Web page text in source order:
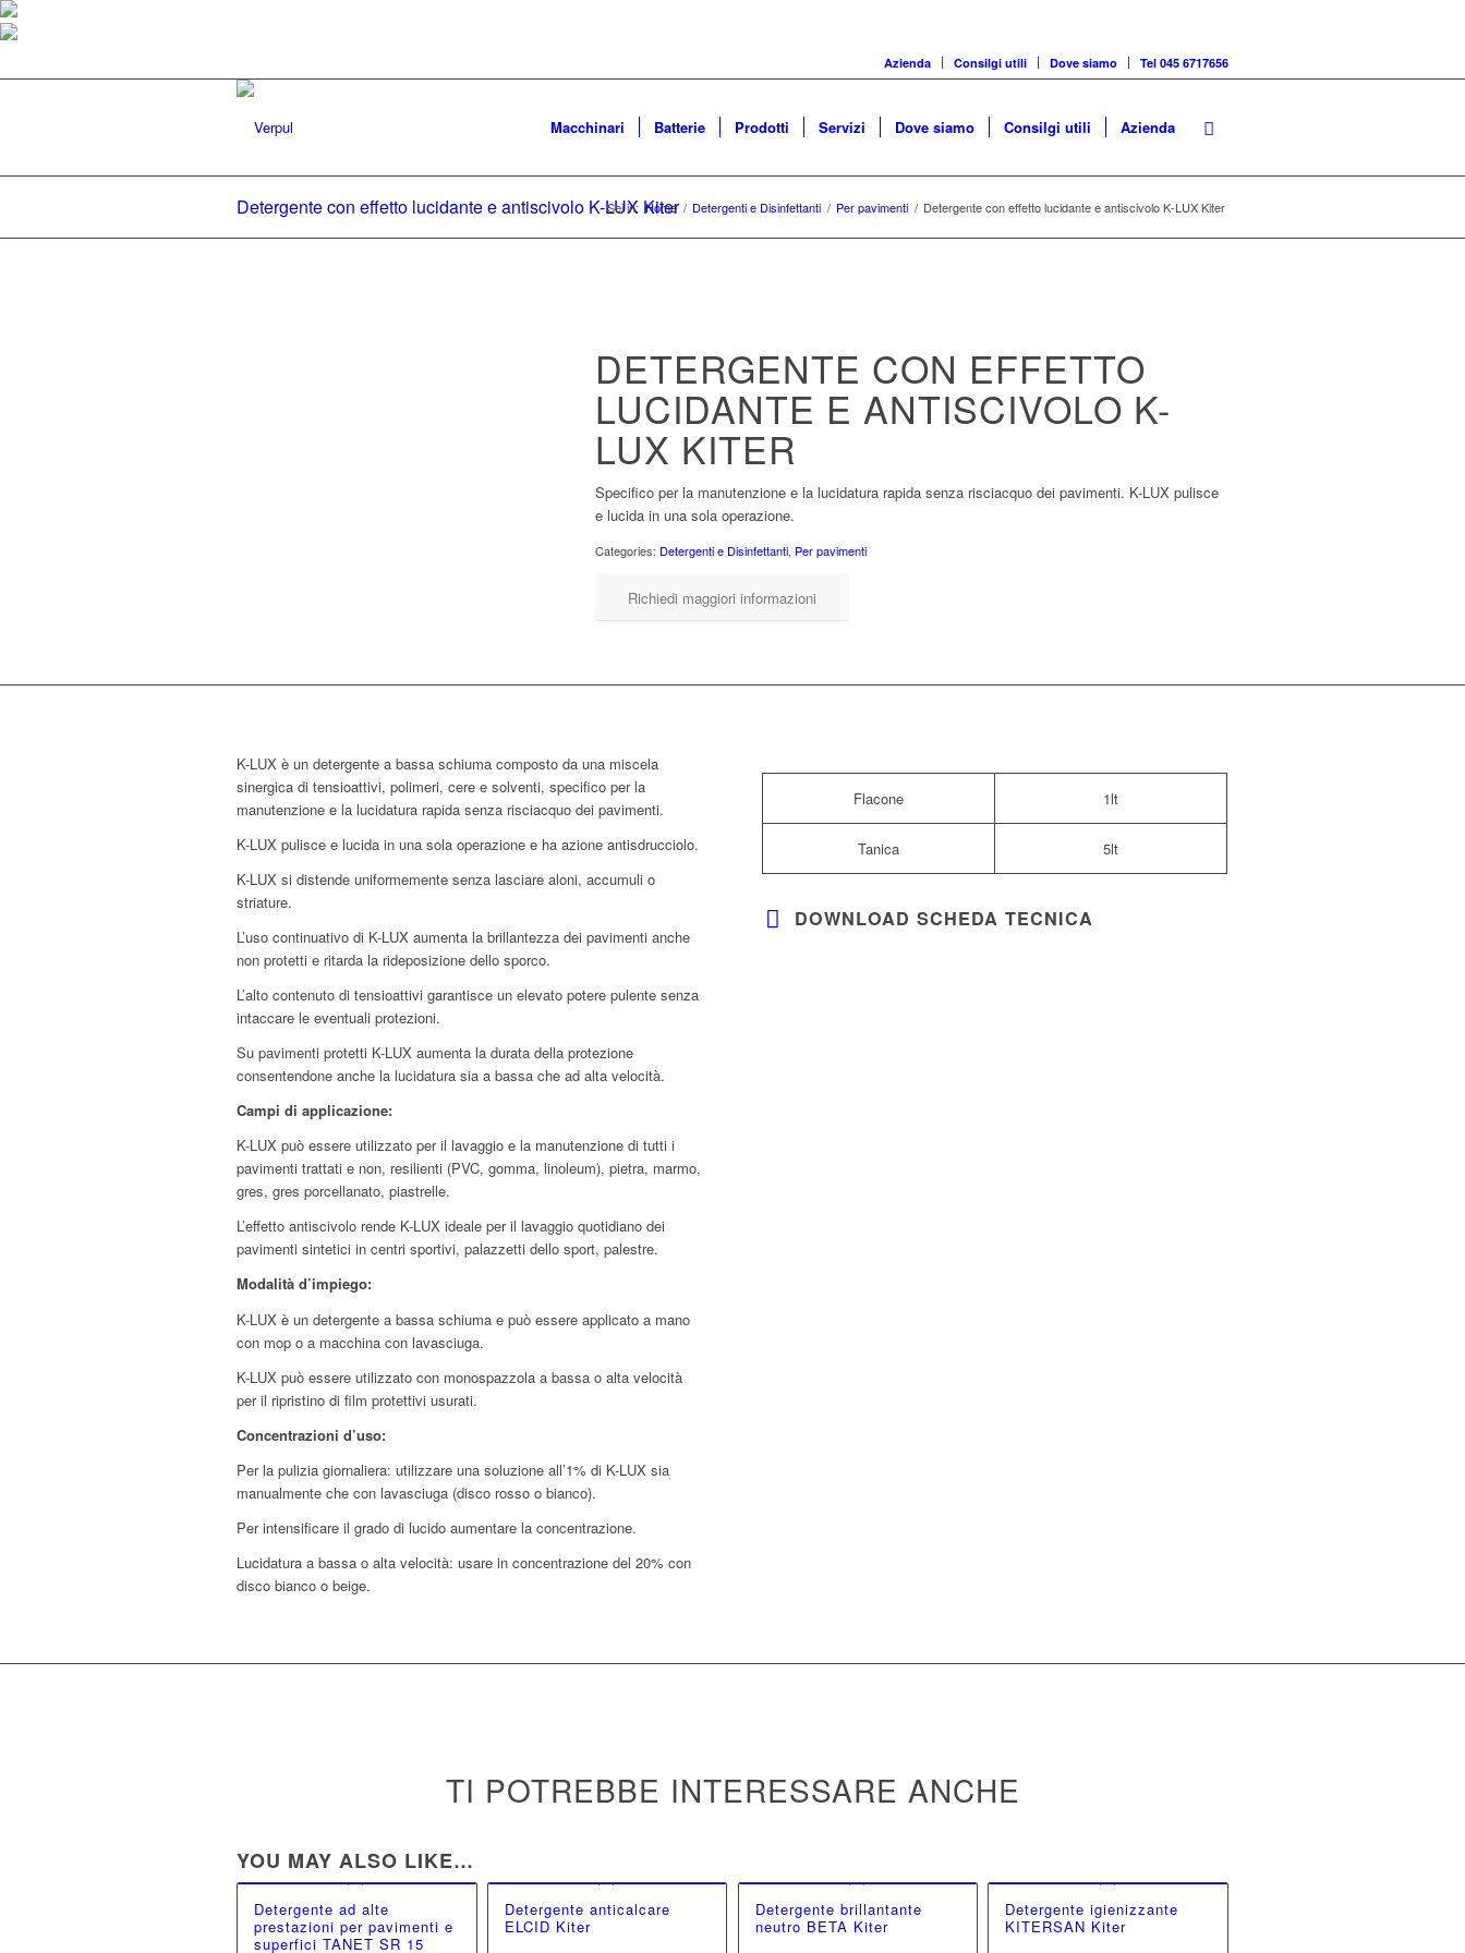
Azienda Consilgi utili Dove siamo Tel 045 6717656
Macchinari Batterie Prodotti Servizi Dove siamo Consilgi utili Azienda
Detergente con effetto lucidante e antiscivolo K-LUX Kiter
Sei in: Home / Detergenti e Disinfettanti / Per pavimenti / Detergente con effetto lucidante e antiscivolo K-LUX Kiter
DETERGENTE CON EFFETTO
LUCIDANTE E ANTISCIVOLO K-
LUX KITER
Specifico per la manutenzione e la lucidatura rapida senza risciacquo dei pavimenti. K-LUX pulisce
e lucida in una sola operazione.
Categories: Detergenti e Disinfettanti, Per pavimenti
Richiedi maggiori informazioni
K-LUX è un detergente a bassa schiuma composto da una miscela
sinergica di tensioattivi, polimeri, cere e solventi, specifico per la
manutenzione e la lucidatura rapida senza risciacquo dei pavimenti.
K-LUX pulisce e lucida in una sola operazione e ha azione antisdrucciolo.
K-LUX si distende uniformemente senza lasciare aloni, accumuli o
striature.
L’uso continuativo di K-LUX aumenta la brillantezza dei pavimenti anche
non protetti e ritarda la rideposizione dello sporco.
L’alto contenuto di tensioattivi garantisce un elevato potere pulente senza
intaccare le eventuali protezioni.
Su pavimenti protetti K-LUX aumenta la durata della protezione
consentendone anche la lucidatura sia a bassa che ad alta velocità.
Campi di applicazione:
K-LUX può essere utilizzato per il lavaggio e la manutenzione di tutti i
pavimenti trattati e non, resilienti (PVC, gomma, linoleum), pietra, marmo,
gres, gres porcellanato, piastrelle.
L’effetto antiscivolo rende K-LUX ideale per il lavaggio quotidiano dei
pavimenti sintetici in centri sportivi, palazzetti dello sport, palestre.
Modalità d’impiego:
K-LUX è un detergente a bassa schiuma e può essere applicato a mano
con mop o a macchina con lavasciuga.
K-LUX può essere utilizzato con monospazzola a bassa o alta velocità
per il ripristino di film protettivi usurati.
Concentrazioni d’uso:
Per la pulizia giornaliera: utilizzare una soluzione all’1% di K-LUX sia
manualmente che con lavasciuga (disco rosso o bianco).
Per intensificare il grado di lucido aumentare la concentrazione.
Lucidatura a bassa o alta velocità: usare in concentrazione del 20% con
disco bianco o beige.
Flacone 1lt
Tanica 5lt
DOWNLOAD SCHEDA TECNICA
TI POTREBBE INTERESSARE ANCHE
YOU MAY ALSO LIKE…
Detergente ad alte
prestazioni per pavimenti e
superfici TANET SR 15
Detergente anticalcare
ELCID Kiter
Detergente brillantante
neutro BETA Kiter
Detergente igienizzante
KITERSAN Kiter